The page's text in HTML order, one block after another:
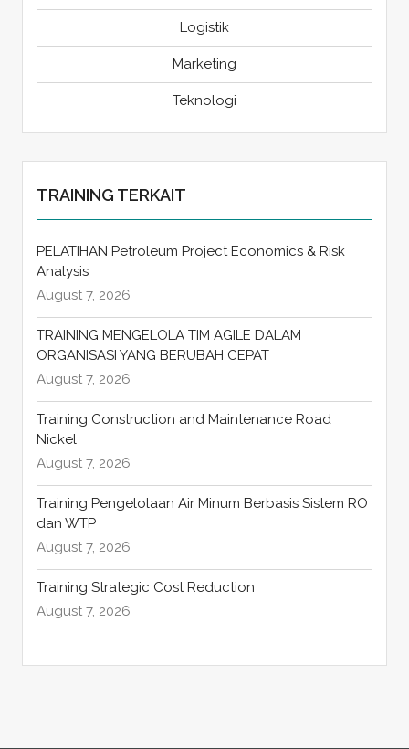
Logistik
Marketing
Teknologi
TRAINING TERKAIT
PELATIHAN Petroleum Project Economics & Risk
Analysis
August 7, 2026
TRAINING MENGELOLA TIM AGILE DALAM
ORGANISASI YANG BERUBAH CEPAT
August 7, 2026
Training Construction and Maintenance Road
Nickel
August 7, 2026
Training Pengelolaan Air Minum Berbasis Sistem RO
dan WTP
August 7, 2026
Training Strategic Cost Reduction
August 7, 2026